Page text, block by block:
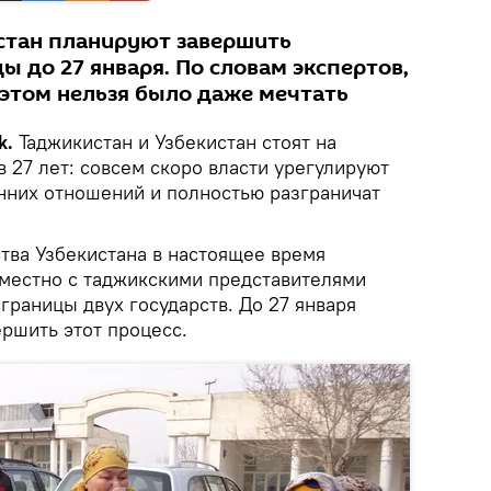
планируют завершить
до 27 января. По словам экспертов,
нельзя было даже мечтать
Таджикистан и Узбекистан стоят на
лет: совсем скоро власти урегулируют
отношений и полностью разграничат
Узбекистана в настоящее время
с таджикскими представителями
двух государств. До 27 января
этот процесс.